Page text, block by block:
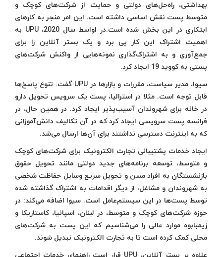
بهداشتی، راه‌حل‌‌های دولتی و حمایت از شرکت‌های کوچک و
متوسط پست نقش اساسی داشته است. این امر منجر به کارهای
ابتکاری در این بخش شده است.در اواسط سال 2020، UPU به
اهمیت اشتراک این کار پی برد و یک بستر آنلاین را برای
جمع‌آوری و به اشتراک‌گذاری نمونه‌هایی از واکنش شرکت‌های
پستی به کووید 19 ایجاد کرد.
سیوا، مدیر سیاست، مقررات و بازارها در UPU گفت: تنوع پاسخ‌ها
قابل توجه است. مثلا در استرالیا، پست یک سرویس تحویل دارو
در خانه برای شهروندان آسیب‌پذیر ایجاد کرد. در همین حال، در
فرانسه پست سرویسی ایجاد کرد که در آن تکالیف دانش‌آموزانی
که به اینترنت دسترسی نداشتند برای آن‌ها ارسال می‌شد.
ایجاد خدمات پشتیبانی تجارت الکترونیک برای شرکت‌های کوچک
و متوسط، توسعه برنامه‌های جدید دولتی مانند تحویل حقوق
بازنشستگان به افراد مسن و تحویل سریع وسایل حفاظت شخصی
به شهروندان و مشاغل، از دیگر اقدامات به اشتراک گذاشته شده
توسط پست‌ها در این سیستم‌عامل است. سیوا اضافه می‌کند: در
حوزه شرکت‌های کوچک و متوسط، در لبنان، اسپانیا، کاستاریکا و
زیمبابوه موارد عالی را می‌شناسیم که این پست به شرکت‌های
محلی کمک کرده است تا به تجارت الکترونیک تبدیل شوند.